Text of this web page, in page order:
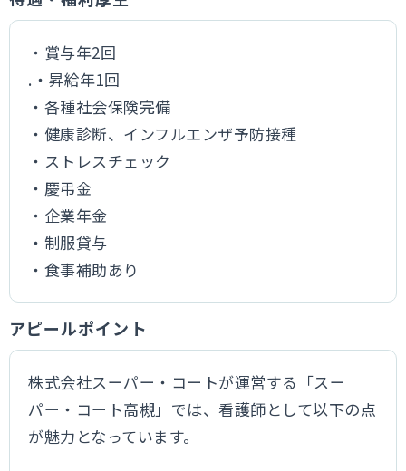
・賞与年2回
.・昇給年1回
・各種社会保険完備
・健康診断、インフルエンザ予防接種
・ストレスチェック
・慶弔金
・企業年金
・制服貸与
・食事補助あり
アピールポイント
株式会社スーパー・コートが運営する「スー
パー・コート高槻」では、看護師として以下の点
が魅力となっています。